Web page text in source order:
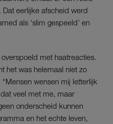
eerlijke afscheid werd
als ‘slim gespeeld’ en
met haatreacties.
het was helemaal niet zo
wensen mij letterlijk
veel met me, maar
onderscheid kunnen
en het echte leven,